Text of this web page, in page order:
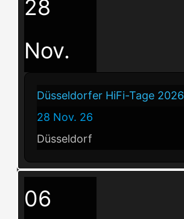
28
Nov.
Düsseldorfer HiFi-Tage 2026
28 Nov. 26
Düsseldorf
06